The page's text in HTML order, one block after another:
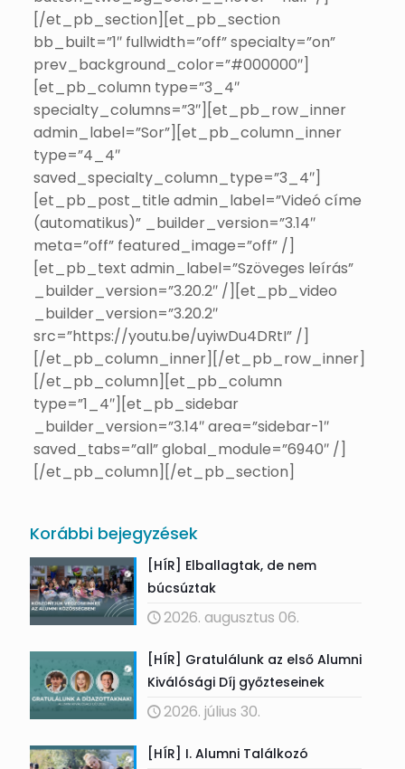
[/et_pb_section][et_pb_section
bb_built=”1″ fullwidth=”off” specialty=”on”
prev_background_color=”#000000″]
[et_pb_column type=”3_4″
specialty_columns=”3″][et_pb_row_inner
admin_label=”Sor”][et_pb_column_inner
type=”4_4″
saved_specialty_column_type=”3_4″]
[et_pb_post_title admin_label=”Videó címe
(automatikus)” _builder_version=”3.14″
meta=”off” featured_image=”off” /]
[et_pb_text admin_label=”Szöveges leírás”
_builder_version=”3.20.2″ /][et_pb_video
_builder_version=”3.20.2″
src=”https://youtu.be/uyiwDu4DRtI” /]
[/et_pb_column_inner][/et_pb_row_inner]
[/et_pb_column][et_pb_column
type=”1_4″][et_pb_sidebar
_builder_version=”3.14″ area=”sidebar-1″
saved_tabs=”all” global_module=”6940″ /]
[/et_pb_column][/et_pb_section]
Korábbi bejegyzések
[HÍR] Elballagtak, de nem
búcsúztak
2026. augusztus 06.
[HÍR] Gratulálunk az első Alumni
Kiválósági Díj győzteseinek
2026. július 30.
[HÍR] I. Alumni Találkozó